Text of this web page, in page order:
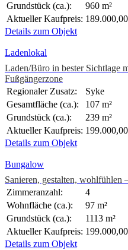
Grundstück (ca.):
960 m²
Aktueller Kaufpreis:
Details zum Objekt
Ladenlokal
Laden/Büro in bester Sichtlage
Fußgängerzone
Regionaler Zusatz:
Syke
Gesamtfläche (ca.):
107 m²
Grundstück (ca.):
239 m²
Aktueller Kaufpreis:
Details zum Objekt
Bungalow
Sanieren, gestalten, wohlfühlen
Zimmeranzahl:
4
Wohnfläche (ca.):
97 m²
Grundstück (ca.):
1113 m²
Aktueller Kaufpreis:
Details zum Objekt